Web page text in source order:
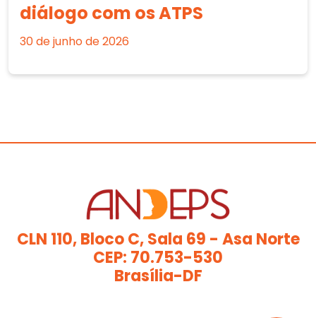
diálogo com os ATPS
30 de junho de 2026
CLN 110, Bloco C, Sala 69 - Asa Norte
CEP: 70.753-530
Brasília-DF